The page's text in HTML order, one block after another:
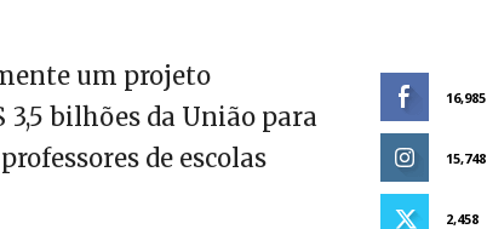
um projeto
bilhões da União para
de escolas
16,985
15,748
2,458